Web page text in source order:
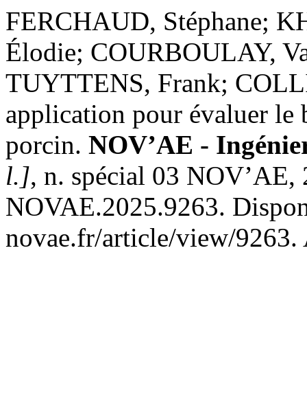
FERCHAUD, Stéphane;
Élodie; COURBOULAY,
TUYTTENS, Frank;
application pour évaluer le
porcin. NOV’AE -
l.], n. spécial 03
NOVAE.2025.9263.
novae.fr/article/view/9263.